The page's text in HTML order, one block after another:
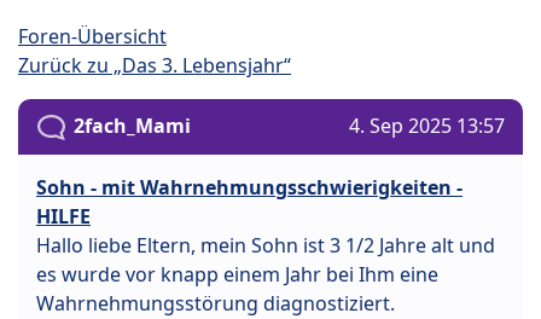
Foren-Übersicht
Zurück zu „Das 3. Lebensjahr“
2fach_Mami 4. Sep 2025 13:57
Sohn - mit Wahrnehmungsschwierigkeiten -
HILFE
Hallo liebe Eltern, mein Sohn ist 3 1/2 Jahre alt und
es wurde vor knapp einem Jahr bei Ihm eine
Wahrnehmungsstörung diagnostiziert.